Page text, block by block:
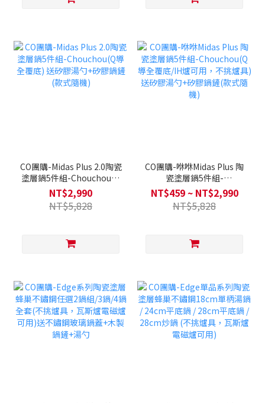
CO團購-Midas Plus 2.0陶瓷
塗層鍋5件組-Chouchou(Q
導全覆底) 送矽膠湯勺+矽膠
鍋鏟(款式隨機)
NT$2,990
NT$5,828
CO團購-咻咻Midas Plus 陶
瓷塗層鍋5件組-
Chouchou(Q導全覆底/IH爐
可用，不挑爐具)送矽膠湯勺
+矽膠鍋鏟(款式隨機)
NT$459 ~ NT$2,990
NT$5,828